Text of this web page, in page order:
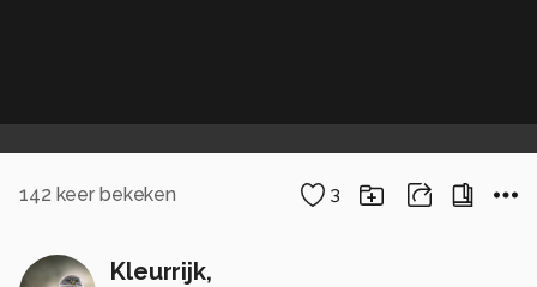
142 keer bekeken 3
Kleurrijk,